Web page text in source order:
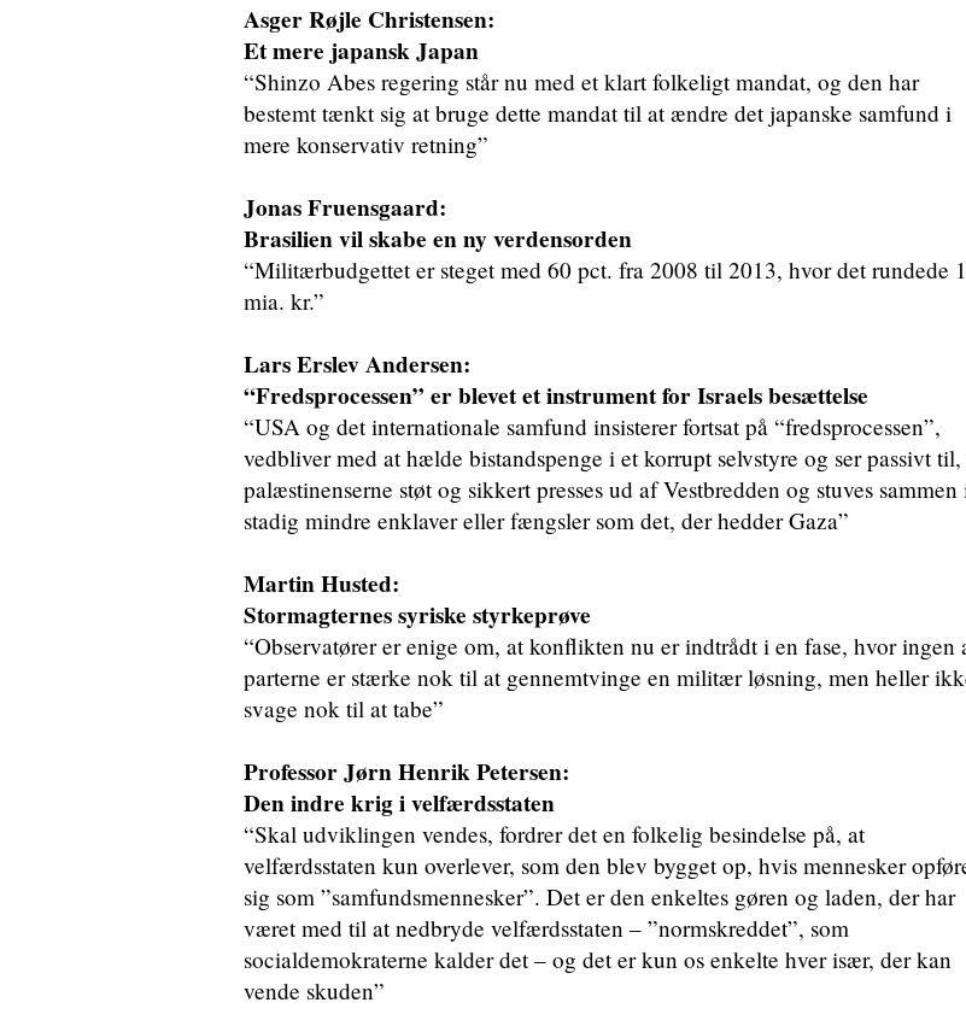
Asger Røjle Christensen:
Et mere japansk Japan
“Shinzo Abes regering står nu med et klart folkeligt mandat, og den har
bestemt tænkt sig at bruge dette mandat til at ændre det japanske samfund i
mere konservativ retning”
Jonas Fruensgaard:
Brasilien vil skabe en ny verdensorden
“Militærbudgettet er steget med 60 pct. fra 2008 til 2013, hvor det rundede
mia. kr.”
Lars Erslev Andersen:
“Fredsprocessen” er blevet et instrument for Israels besættelse
“USA og det internationale samfund insisterer fortsat på “fredsprocessen”,
vedbliver med at hælde bistandspenge i et korrupt selvstyre og ser passivt til,
palæstinenserne støt og sikkert presses ud af Vestbredden og stuves sammen
stadig mindre enklaver eller fængsler som det, der hedder Gaza”
Martin Husted:
Stormagternes syriske styrkeprøve
“Observatører er enige om, at konflikten nu er indtrådt i en fase, hvor ingen
parterne er stærke nok til at gennemtvinge en militær løsning, men heller
svage nok til at tabe”
Professor Jørn Henrik Petersen:
Den indre krig i velfærdsstaten
“Skal udviklingen vendes, fordrer det en folkelig besindelse på, at
velfærdsstaten kun overlever, som den blev bygget op, hvis mennesker
sig som ”samfundsmennesker”. Det er den enkeltes gøren og laden, der har
været med til at nedbryde velfærdsstaten – ”normskreddet”, som
socialdemokraterne kalder det – og det er kun os enkelte hver især, der kan
vende skuden”